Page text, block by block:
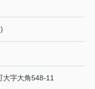
大字大角548-11